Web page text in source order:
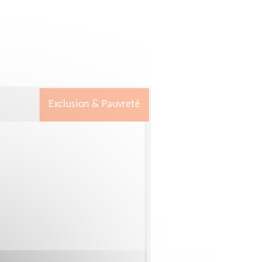
Exclusion & Pauvreté